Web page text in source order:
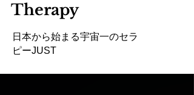
Therapy
​日本から始まる宇宙一のセラ
ピーJUST